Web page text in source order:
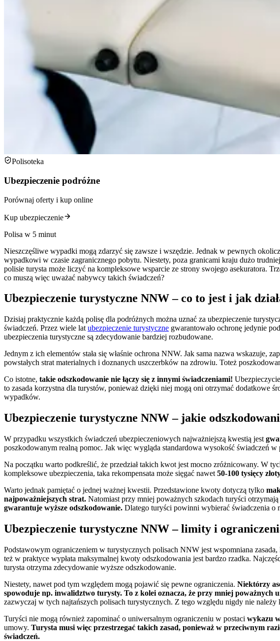
Polisoteka
Ubezpieczenie podróżne
Porównaj oferty i kup online
Kup ubezpieczenie
Polisa w 5 minut
Nieszczęśliwe wypadki mogą zdarzyć się zawsze i wszędzie. Jednak w pewnych
wypadkowi w czasie zagranicznego pobytu. Niestety, poza granicami kraju dużo
polisie turysta może liczyć na kompleksowe wsparcie ze strony swojego asekuratora.
co muszą więc uważać nabywcy takich świadczeń?
Ubezpieczenie turystyczne NNW – co to jest i jak
Dzisiaj praktycznie każdą polisę dla podróżnych można uznać za ubezpieczenie
świadczeń. Przez wiele lat ubezpieczenie turystyczne gwarantowało ochronę jedynie
ubezpieczenia turystyczne są zdecydowanie bardziej rozbudowane.
Jednym z ich elementów stała się właśnie ochrona NNW. Jak sama nazwa wskazuje,
powstałych strat materialnych i doznanych uszczerbków na zdrowiu. Toteż
Co istotne, takie odszkodowanie nie łączy się z innymi świadczeniami!
to zasada korzystna dla turystów, ponieważ dzięki niej mogą oni otrzymać dodatkowe
wypadków.
Ubezpieczenie turystyczne NNW – jakie
W przypadku wszystkich świadczeń ubezpieczeniowych najważniejszą kwestią jest
poszkodowanym realną pomoc. Jak więc wygląda standardowa wysokość świadczeń
Na początku warto podkreślić, że przedział takich kwot jest mocno zróżnicowany. W
kompleksowe ubezpieczenia, taka rekompensata może sięgać nawet 50-100 tysięcy
Warto jednak pamiętać o jednej ważnej kwestii. Przedstawione kwoty dotyczą tylko
najpoważniejszych strat. Natomiast przy mniej poważnych szkodach turyści
gwarantuje wyższe odszkodowanie. Dlatego turyści powinni wybierać świadczenia o
Ubezpieczenie turystyczne NNW – limity i
Podstawowym ograniczeniem w turystycznych polisach NNW jest wspomniana zasada,
też w praktyce wypłata maksymalnej kwoty odszkodowania jest bardzo rzadka.
turysta otrzyma zdecydowanie wyższe odszkodowanie.
Niestety, nawet pod tym względem mogą pojawić się pewne ograniczenia. Niektórzy
spowoduje np. inwalidztwo turysty. To z kolei oznacza, że przy mniej poważnych
zazwyczaj w tych najtańszych polisach turystycznych. Z tego względu nigdy nie
Turyści nie mogą również zapominać o uniwersalnym ograniczeniu w postaci wykazu
umowy. Turysta musi więc przestrzegać takich zasad, ponieważ w przeciwnym
świadczeń.